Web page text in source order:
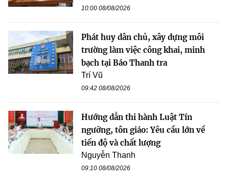
10:00 08/08/2026
Phát huy dân chủ, xây dựng môi
trường làm việc công khai, minh
bạch tại Báo Thanh tra
Trí Vũ
09:42 08/08/2026
Hướng dẫn thi hành Luật Tín
ngưỡng, tôn giáo: Yêu cầu lớn về
tiến độ và chất lượng
Nguyễn Thanh
09:10 08/08/2026